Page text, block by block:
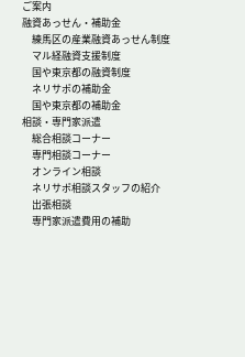
ご案内
融資あっせん・補助金
練馬区の産業融資あっせん制度
マル経融資支援制度
国や東京都の融資制度
ネリサポの補助金
国や東京都の補助金
相談・専門家派遣
総合相談コーナー
専門相談コーナー
オンライン相談
ネリサポ相談スタッフの紹介
出張相談
専門家派遣費用の補助